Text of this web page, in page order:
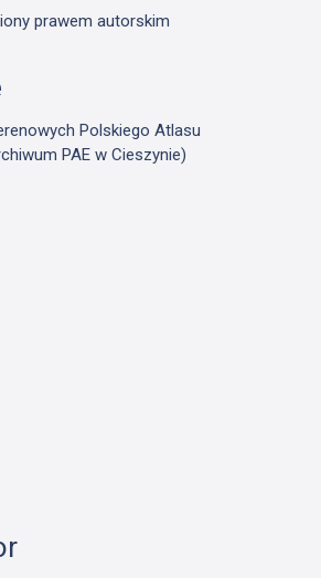
prawem autorskim
Polskiego Atlasu
PAE w Cieszynie)